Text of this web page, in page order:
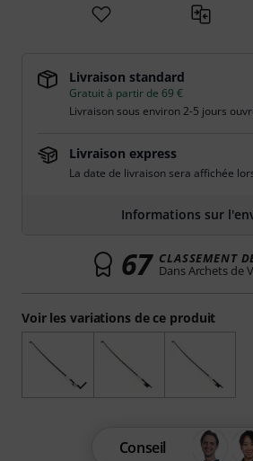
Voir les variations de ce produit
Livraison standard
Gratuit à partir de 69 €
Livraison sous environ 2-5 jours
Livraison express
La date de livraison sera affichée
Informations sur
67 CLASSEMENT
Dans Archets de
Conseil